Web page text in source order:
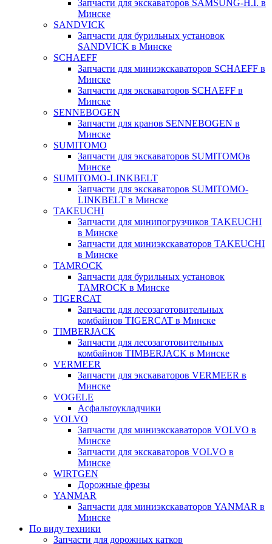
Запчасти для экскаваторов SAMSUNG-H.I. в
Минске
SANDVICK
Запчасти для бурильных установок
SANDVICK в Минске
SCHAEFF
Запчасти для миниэкскаваторов SCHAEFF в
Минске
Запчасти для экскаваторов SCHAEFF в
Минске
SENNEBOGEN
Запчасти для кранов SENNEBOGEN в
Минске
SUMITOMO
Запчасти для экскаваторов SUMITOMOв
Минске
SUMITOMO-LINKBELT
Запчасти для экскаваторов SUMITOMO-
LINKBELT в Минске
TAKEUCHI
Запчасти для минипогрузчиков TAKEUCHI
в Минске
Запчасти для миниэкскаваторов TAKEUCHI
в Минске
TAMROCK
Запчасти для бурильных установок
TAMROCK в Минске
TIGERCAT
Запчасти для лесозаготовительных
комбайнов TIGERCAT в Минске
TIMBERJACK
Запчасти для лесозаготовительных
комбайнов TIMBERJACK в Минске
VERMEER
Запчасти для экскаваторов VERMEER в
Минске
VOGELE
Асфальтоукладчики
VOLVO
Запчасти для миниэкскаваторов VOLVO в
Минске
Запчасти для экскаваторов VOLVO в
Минске
WIRTGEN
Дорожные фрезы
YANMAR
Запчасти для миниэкскаваторов YANMAR в
Минске
По виду техники
Запчасти для дорожных катков